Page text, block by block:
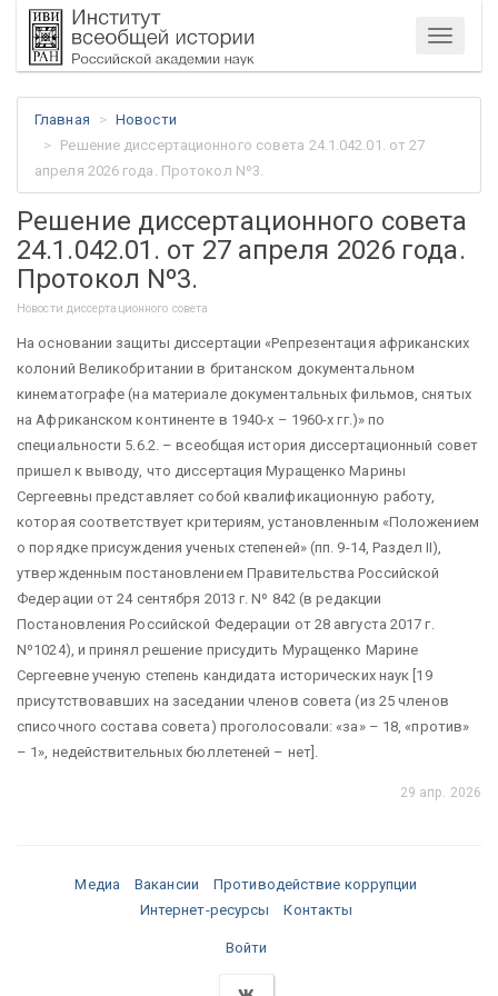
Меню
Главная
Новости
Решение диссертационного совета 24.1.042.01. от 27
апреля 2026 года. Протокол Nº3.
Решение диссертационного совета
24.1.042.01. от 27 апреля 2026 года.
Протокол Nº3.
Новости диссертационного совета
На основании защиты диссертации «Репрезентация африканских
колоний Великобритании в британском документальном
кинематографе (на материале документальных фильмов, снятых
на Африканском континенте в 1940-х – 1960-х гг.)» по
специальности 5.6.2. – всеобщая история диссертационный совет
пришел к выводу, что диссертация Муращенко Марины
Сергеевны представляет собой квалификационную работу,
которая соответствует критериям, установленным «Положением
о порядке присуждения ученых степеней» (пп. 9-14, Раздел II),
утвержденным постановлением Правительства Российской
Федерации от 24 сентября 2013 г. Nº 842 (в редакции
Постановления Российской Федерации от 28 августа 2017 г.
Nº1024), и принял решение присудить Муращенко Марине
Сергеевне ученую степень кандидата исторических наук [19
присутствовавших на заседании членов совета (из 25 членов
списочного состава совета) проголосовали: «за» – 18, «против»
– 1», недействительных бюллетеней – нет].
29 апр. 2026
Медиа Вакансии
Противодействие коррупции
Интернет-ресурсы
Контакты
Войти